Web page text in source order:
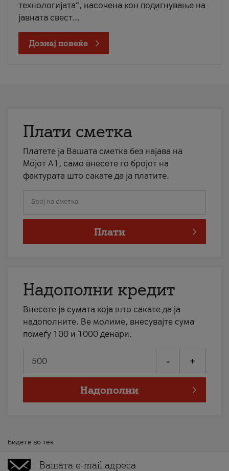
технологијата“, насочена кон подигнување на
јавната свест...
Дознај повеќе
Плати сметка
Платете ја Вашата сметка без најава на
Мојот А1, само внесете го бројот на
фактурата што сакате да ја платите.
Број на сметка
Плати
Надополни кредит
Внесете ја сумата која што сакате да ја
надополните. Ве молиме, внесувајте сума
помеѓу 100 и 1000 денари.
- +
Надополни
Бидете во тек